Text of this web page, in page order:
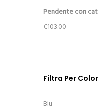
Pendente con
€103.00
Filtra Per
Blu